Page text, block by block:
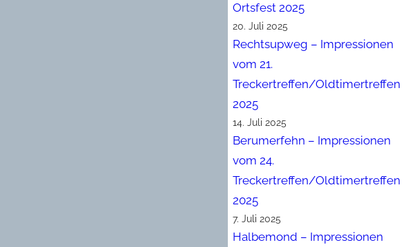
Ortsfest 2025
20. Juli 2025
Rechtsupweg – Impressionen
vom 21.
Treckertreffen/Oldtimertreffen
2025
14. Juli 2025
Berumerfehn – Impressionen
vom 24.
Treckertreffen/Oldtimertreffen
2025
7. Juli 2025
Halbemond – Impressionen